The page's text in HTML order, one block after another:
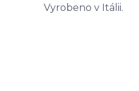
Vyrobeno v Itálii.